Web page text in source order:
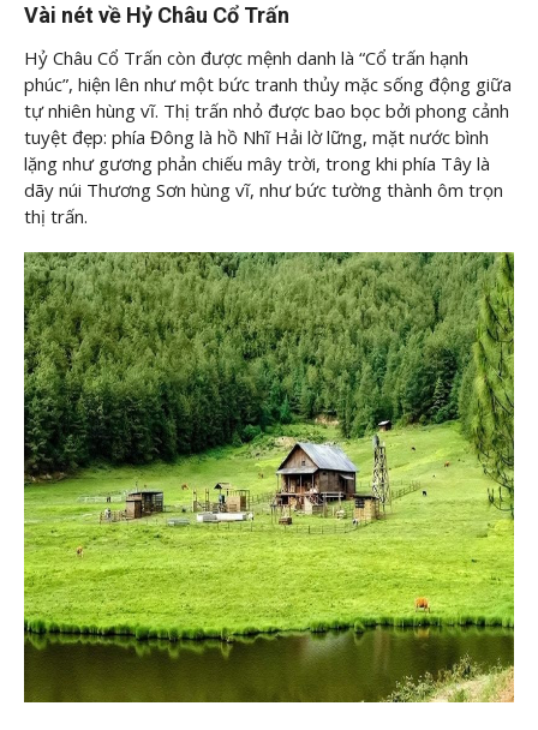
Vài nét về Hỷ Châu Cổ Trấn
Hỷ Châu Cổ Trấn còn được mệnh danh là “Cổ trấn hạnh
phúc”, hiện lên như một bức tranh thủy mặc sống động giữa
tự nhiên hùng vĩ. Thị trấn nhỏ được bao bọc bởi phong cảnh
tuyệt đẹp: phía Đông là hồ Nhĩ Hải lờ lững, mặt nước bình
lặng như gương phản chiếu mây trời, trong khi phía Tây là
dãy núi Thương Sơn hùng vĩ, như bức tường thành ôm trọn
thị trấn.